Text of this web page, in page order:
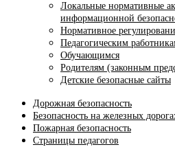
Локальные нормативные
информационной
Нормативное
Педагогическим
Обучающимся
Родителям (законным
Детские безопасные сайты
Дорожная безопасность
Безопасность на железных
Пожарная безопасность
Страницы педагогов